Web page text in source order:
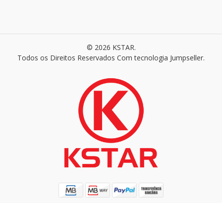
© 2026 KSTAR.
Todos os Direitos Reservados Com tecnologia Jumpseller.